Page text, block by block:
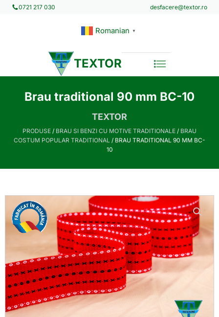
0721 217 030 desfacere@textor.ro
Romanian ▼
TEXTOR
Brau traditional 90 mm BC-10
TEXTOR
PRODUSE / BRAU SI BENZI CU MOTIVE TRADITIONALE / BRAU
COSTUM POPULAR TRADITIONAL / BRAU TRADITIONAL 90 MM BC-
10